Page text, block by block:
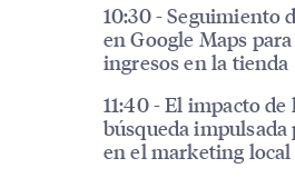
10:30 - Seguimiento
en Google Maps
ingresos en la tienda
11:40 - El impacto de
búsqueda impulsada
en el marketing local